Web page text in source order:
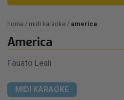
home midi karaoke america
America
Fausto Leali
MIDI KARAOKE